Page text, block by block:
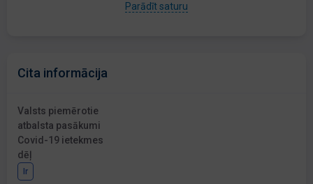
Parādīt saturu
Cita informācija
Valsts piemērotie
atbalsta pasākumi
Covid-19 ietekmes
dēļ
Ir